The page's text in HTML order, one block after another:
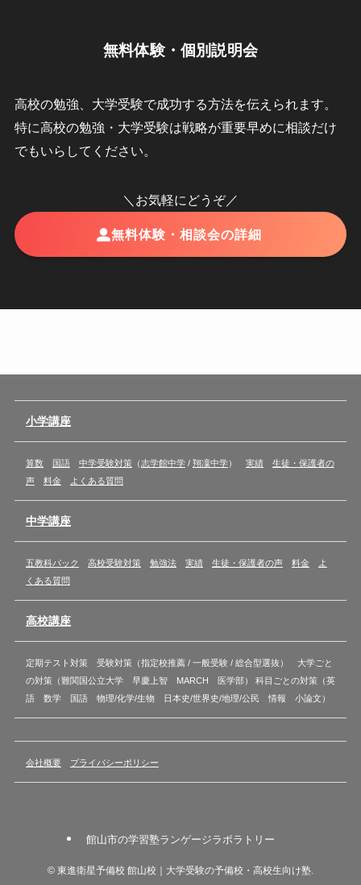
無料体験・個別説明会
高校の勉強、大学受験で成功する方法を伝えられます。
特に高校の勉強・大学受験は戦略が重要早めに相談だけ
でもいらしてください。
＼お気軽にどうぞ／
無料体験・相談会の詳細
小学講座
算数 国語 中学受験対策（志学館中学/ 翔凜中学） 実績
生徒・保護者の
声
料金 よくある質問
中学講座
五教科パック 高校受験対策 勉強法 実績 生徒・保護者の声 料金
よ
くある質問
高校講座
定期テスト対策 受験対策（指定校推薦 / 一般受験 / 総合型選抜） 大学ごと
の対策（難関国公立大学 早慶上智 MARCH 医学部） 科目ごとの対策（英
語 数学 国語 物理/化学/生物 日本史/世界史/地理/公民 情報 小論文）
会社概要 プライバシーポリシー
館山市の学習塾ランゲージラボラトリー
© 東進衛星予備校 館山校｜大学受験の予備校・高校生向け塾.